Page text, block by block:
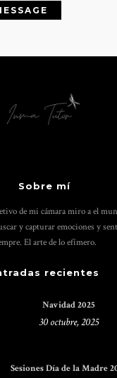
Sobre mí
de mi cámara miro a el
y capturar emociones y
El arte de lo efímero.
recientes
Navidad 2025
30 octubre, 2025
Sesiones Día de la Madre